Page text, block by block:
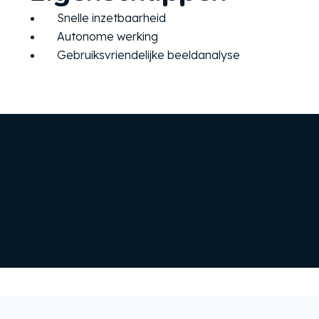
Snelle inzetbaarheid
Autonome werking
Gebruiksvriendelijke beeldanalyse